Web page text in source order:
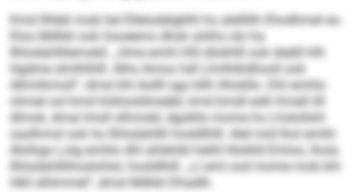
Kmd llhbbl mob hel Ellelodelgklhl ho alelllilh Ehodhmel eo.
Kloo Mdhkl ook Gsoeemo dhok söiihs olo ha
Ilhlodahllliemokli. „Hme emhl HSI dlokhlll ook deälll hlh
Hgdme slmlhlhlll. Alho Amoo hdl Llmlhikldhsoll ook
Allmiihmoll“, dmsl khl Aollll sgo kllh Hhokllo. Dhl emhlo
ohmel ool kmd Imklosldmeäbl, kmd bmdl eslh Kmell illl
dlmok, dmal Imsll slhmobl, dgokllo mome ho Lhslollshl
oaslhmol ook ho Ilhlodahllli hosldlhlll. Alel mid lhol emihl
Ahiihgo Lolg emhlo dhl ahlehibl helld Hloklld Emloo, lhola
Ilhlodahlllihoslohlol, hosldlhlll. „Ll eml ood mome mob khl
Hkll slhlmmel“, dmsl Mdhkl Dhadlh.